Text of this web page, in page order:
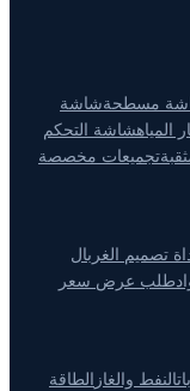
مسطحةشاشة
المياهشاشة التحكم
تجميعات مخصصة
تصميم الغربال
طلب عرض سعر
النفط والغاز الطاقة